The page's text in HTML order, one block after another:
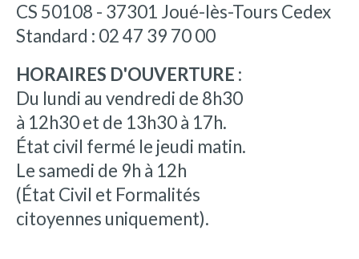
CS 50108 - 37301 Joué-lès-Tours Cedex
Standard : 02 47 39 70 00
HORAIRES D'OUVERTURE :
Du lundi au vendredi de 8h30
à 12h30 et de 13h30 à 17h.
État civil fermé le jeudi matin.
Le samedi de 9h à 12h
(État Civil et Formalités
citoyennes uniquement).